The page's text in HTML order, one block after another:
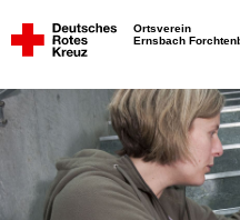
Ortsverein
Ernsbach